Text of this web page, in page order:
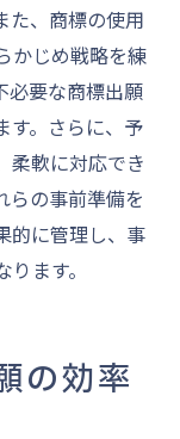
た、商標の使用
かじめ戦略を練
必要な商標出願
す。さらに、予
柔軟に対応でき
らの事前準備を
的に管理し、事
ます。
の効率